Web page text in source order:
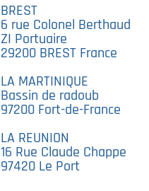
BREST
6 rue Colonel Berthaud
ZI Portuaire
29200 BREST France
LA MARTINIQUE
Bassin de radoub
97200 Fort-de-France
LA REUNION
16 Rue Claude Chappe
97420 Le Port